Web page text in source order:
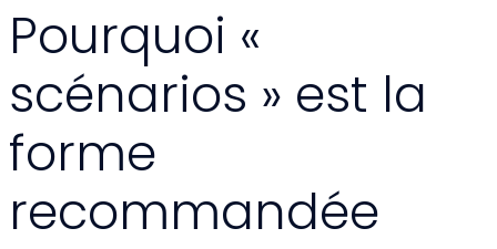
Pourquoi «
scénarios » est la
forme
recommandée